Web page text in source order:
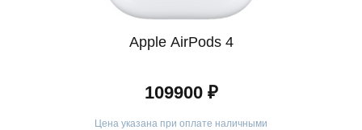
Apple AirPods 4
109900 ₽
Цена указана при оплате наличными